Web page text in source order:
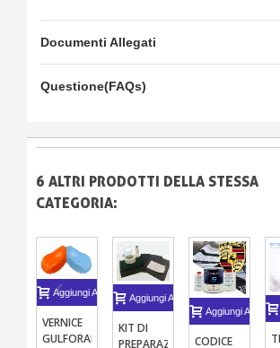
Documenti Allegati
Questione(FAQs)
6 ALTRI PRODOTTI DELLA STESSA
CATEGORIA:
Aggiungi Al Carrello
VERNICE
GULFORANGE
Aggiungi Al Carrello
KIT DI
PREPARAZIONE
Aggiungi Al
CODICE